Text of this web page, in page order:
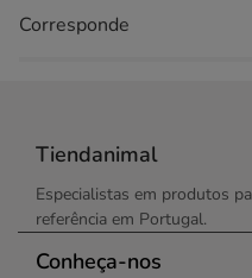
Corresponde
Tiendanimal
Especialistas em produtos
referência em Portugal.
Conheça-nos